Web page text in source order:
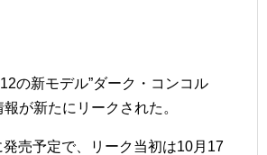
の新モデル”ダーク・コンコル
報が新たにリークされた。
売予定で、リーク当初は10月17